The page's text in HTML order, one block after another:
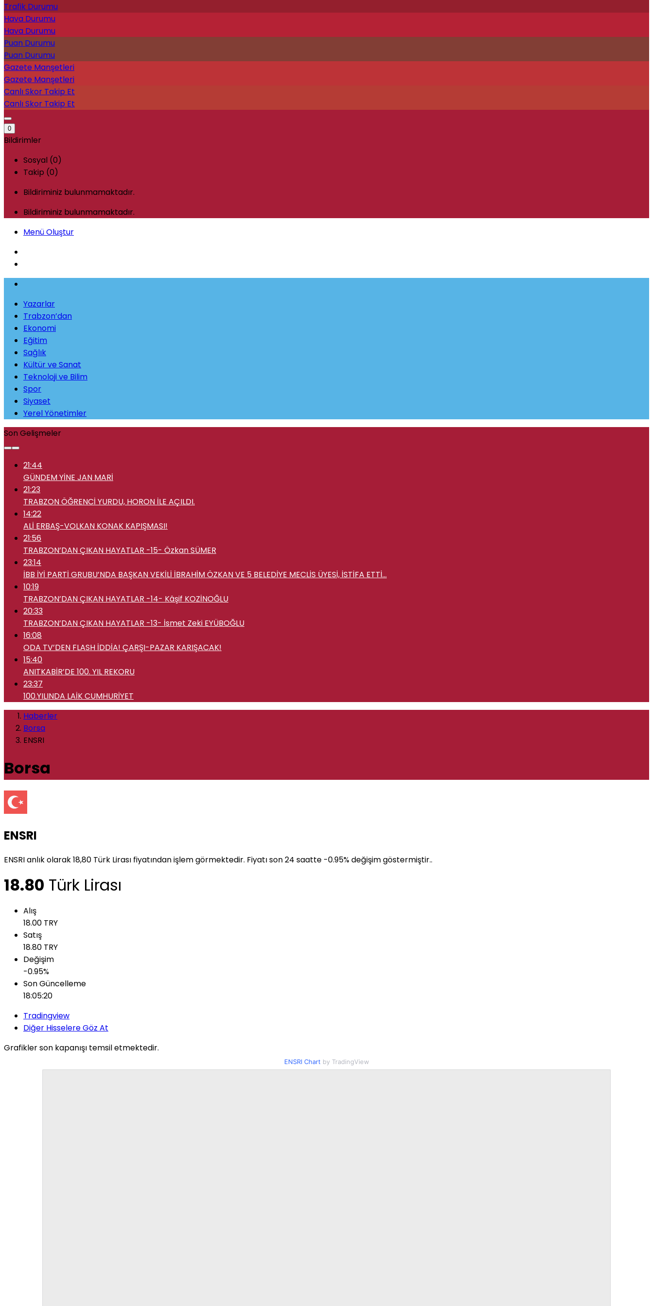
Trafik Durumu
Hava Durumu
Hava Durumu
Puan Durumu
Puan Durumu
Gazete Manşetleri
Gazete Manşetleri
Canlı Skor Takip Et
Canlı Skor Takip Et
0
Bildirimler
Sosyal (0)
Takip (0)
Bildiriminiz bulunmamaktadır.
Bildiriminiz bulunmamaktadır.
Menü Oluştur
Yazarlar
Trabzon’dan
Ekonomi
Eğitim
Sağlık
Kültür ve Sanat
Teknoloji ve Bilim
Spor
Siyaset
Yerel Yönetimler
Son Gelişmeler
21:44
GÜNDEM YİNE JAN MARİ
21:23
TRABZON ÖĞRENCİ YURDU, HORON İLE AÇILDI.
14:22
ALİ ERBAŞ-VOLKAN KONAK KAPIŞMASI!
21:56
TRABZON’DAN ÇIKAN HAYATLAR -15- Özkan SÜMER
23:14
İBB İYİ PARTİ GRUBU’NDA BAŞKAN VEKİLİ İBRAHİM ÖZKAN VE 5 BELEDİYE MECLİS ÜYESİ, İSTİFA ETTİ…
10:19
TRABZON’DAN ÇIKAN HAYATLAR -14- Kâşif KOZİNOĞLU
20:33
TRABZON’DAN ÇIKAN HAYATLAR -13- İsmet Zeki EYÜBOĞLU
16:08
ODA TV’DEN FLASH İDDİA! ÇARŞI-PAZAR KARIŞACAK!
15:40
ANITKABİR’DE 100. YIL REKORU
23:37
100.YILINDA LAİK CUMHURİYET
Haberler
Borsa
ENSRI
Borsa
ENSRI
ENSRI anlık olarak 18,80 Türk Lirası fiyatından işlem görmektedir. Fiyatı son 24 saatte -0.95% değişim göstermiştir..
18.80 Türk Lirası
Alış
18.00 TRY
Satış
18.80 TRY
Değişim
-0.95%
Son Güncelleme
18:05:20
Tradingview
Diğer Hisselere Göz At
Grafikler son kapanışı temsil etmektedir.
ENSRI Chart by TradingView